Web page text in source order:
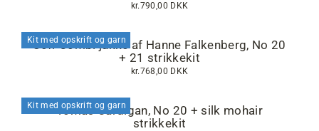
kr.790,00 DKK
Kit med opskrift og garn
Sofi-Combi jakke af Hanne Falkenberg, No 20
+ 21 strikkekit
kr.768,00 DKK
Kit med opskrift og garn
Tomas Cardigan, No 20 + silk mohair
strikkekit